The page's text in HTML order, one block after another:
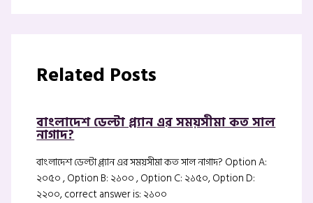
Related Posts
বাংলাদেশ ডেল্টা প্ল্যান এর সময়সীমা কত সাল
নাগাদ?
বাংলাদেশ ডেল্টা প্ল্যান এর সময়সীমা কত সাল নাগাদ? Option A:
২০৫০ , Option B: ২১০০ , Option C: ২১৫০, Option D:
২২০০, correct answer is: ২১০০